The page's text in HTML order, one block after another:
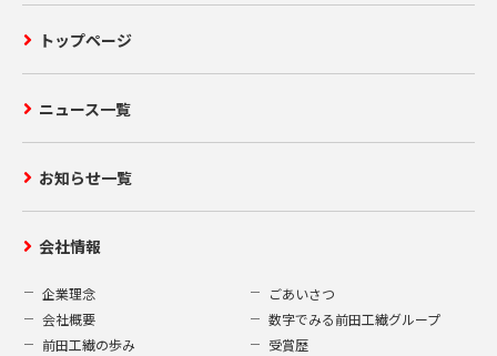
トップページ
ニュース一覧
お知らせ一覧
会社情報
企業理念
ごあいさつ
会社概要
数字でみる前田工繊グループ
前田工繊の歩み
受賞歴